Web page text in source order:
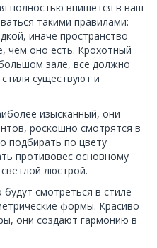
полностью впишется в ваш
такими правилами:
иначе пространство
чем оно есть. Крохотный
зале, все должно
существуют и
изысканный, они
роскошно смотрятся в
подбирать по цвету
противовес основному
люстрой.
смотреться в стиле
формы. Красиво
они создают гармонию в